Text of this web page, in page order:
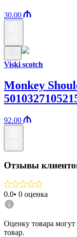
30.00
Viski scotch
Monkey
92.00
Отзывы
0.0• 0 оценка
Оценку товара могут
товар.